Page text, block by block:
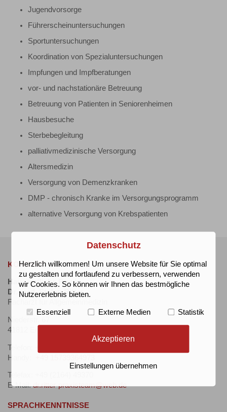
Jugendvorsorge
Führerscheinuntersuchungen
Sportuntersuchungen
Koordination von Spezialuntersuchungen
Impfungen und Impfberatungen
vor- und nachstationäre Betreuung
Betreuung von Patienten in Seniorenheimen
Hausbesuche
Sterbebegleitung
palliativmedizinische Versorgung
Altersmedizin
Versorgung von Demenzkranken
DMP - chronisch Kranke im Versorgungsprogramm
alternative Versorgung von Krebspatienten
KONTAKT
Hausärztliche Praxis
Dr. med. Stefan Ritter
Facharzt für Allgemeinmedizin
Niederstr. 67
41812 Erkelenz
Telefon:
Handy:
Telefax: +49 (2164) 49370
E-Mail:dr.ritter-praxisteam@web.de
SPRACHKENNTNISSE
Datenschutz
Herzlich willkommen! Um unsere Website für Sie optimal
zu gestalten und fortlaufend zu verbessern, verwenden
wir Cookies. So können wir Ihnen das bestmögliche
Nutzererlebnis bieten.
Essenziell Externe Medien Statistik
Akzeptieren
Einstellungen übernehmen